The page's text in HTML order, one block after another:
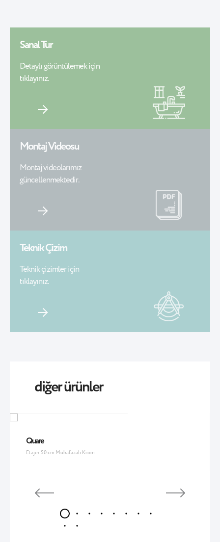
Sanal Tur
Detaylı görüntülemek için
tıklayınız.
Montaj Videosu
Montaj videolarımız
güncellenmektedir.
Teknik Çizim
Teknik çizimler için
tıklayınız.
diğer ürünler
Quare
Etajer 50 cm Muhafazalı Krom